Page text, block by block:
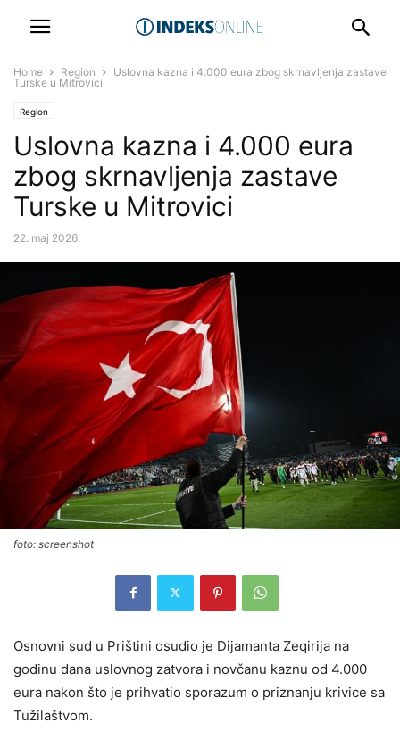
Home Region
Uslovna kazna i 4.000 eura zbog skrnavljenja zastave
Turske u Mitrovici
Region
Uslovna kazna i 4.000 eura
zbog skrnavljenja zastave
Turske u Mitrovici
22. maj 2026.
foto: screenshot
Osnovni sud u Prištini osudio je Dijamanta Zeqirija na
godinu dana uslovnog zatvora i novčanu kaznu od 4.000
eura nakon što je prihvatio sporazum o priznanju krivice sa
Tužilaštvom.